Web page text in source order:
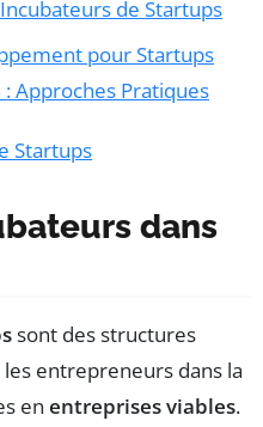
de Startups
pour Startups
Approches Pratiques
Startups
dans
sont des structures
entrepreneurs dans la
en entreprises viables.